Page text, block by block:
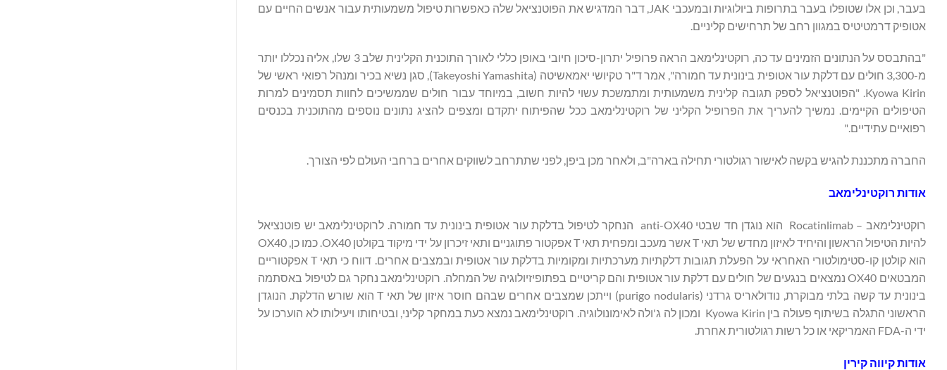
בעבר, וכן אלו שטופלו בעבר בתרופות ביולוגיות ובמעכבי JAK, דבר המדגיש את הפוטנציאל שלה כאפשרות טיפול משמעותית עבור אנשים החיים עם
אטופיק דרמטיטיס במגוון רחב של תרחישים קליניים.
"בהתבסס על הנתונים הזמינים עד כה, רוקטינלימאב הראה פרופיל יתרון-סיכון חיובי באופן כללי לאורך התוכנית הקלינית שלב 3 שלו, אליה נכללו יותר
מ-3,300 חולים עם דלקת עור אטופית בינונית עד חמורה", אמר ד"ר טקיושי יאמאשיטה (Takeyoshi Yamashita), סגן נשיא בכיר ומנהל רפואי ראשי של
Kyowa Kirin. "הפוטנציאל לספק תגובה קלינית משמעותית ומתמשכת עשוי להיות חשוב, במיוחד עבור חולים שממשיכים לחוות תסמינים למרות
הטיפולים הקיימים. נמשיך להעריך את הפרופיל הקליני של רוקטינלימאב ככל שהפיתוח יתקדם ומצפים להציג נתונים נוספים מהתוכנית בכנסים
רפואיים עתידיים."
החברה מתכננת להגיש בקשה לאישור רגולטורי תחילה בארה"ב, ולאחר מכן ביפן, לפני שתתרחב לשווקים אחרים ברחבי העולם לפי הצורך.
אודות רוקטינלימאב
רוקטינלימאב – Rocatinlimab הוא נוגדן חד שבטי anti-OX40 הנחקר לטיפול בדלקת עור אטופית בינונית עד חמורה. לרוקטינלימאב יש פוטנציאל
להיות הטיפול הראשון והיחיד לאיזון מחדש של תאי T אשר מעכב ומפחית תאי T אפקטור פתוגניים ותאי זיכרון על ידי מיקוד בקולטן OX40. כמו כן, OX40
הוא קולטן קו-סטימולטורי האחראי על הפעלת תגובות דלקתיות מערכתיות ומקומיות בדלקת עור אטופית ובמצבים אחרים. דווח כי תאי T אפקטוריים
המבטאים OX40 נמצאים בנגעים של חולים עם דלקת עור אטופית והם קריטיים בפתופיזיולוגיה של המחלה. רוקטינלימאב נחקר גם לטיפול באסתמה
בינונית עד קשה בלתי מבוקרת, נודולאריס גרדני (purigo nodularis) וייתכן שמצבים אחרים שבהם חוסר איזון של תאי T הוא שורש הדלקת. הנוגדן
הראשוני התגלה בשיתוף פעולה בין Kyowa Kirin ומכון לה ג'ולה לאימונולוגיה. רוקטינלימאב נמצא כעת במחקר קליני, ובטיחותו ויעילותו לא הוערכו על
ידי ה-FDA האמריקאי או כל רשות רגולטורית אחרת.
אודות קיווה קירין